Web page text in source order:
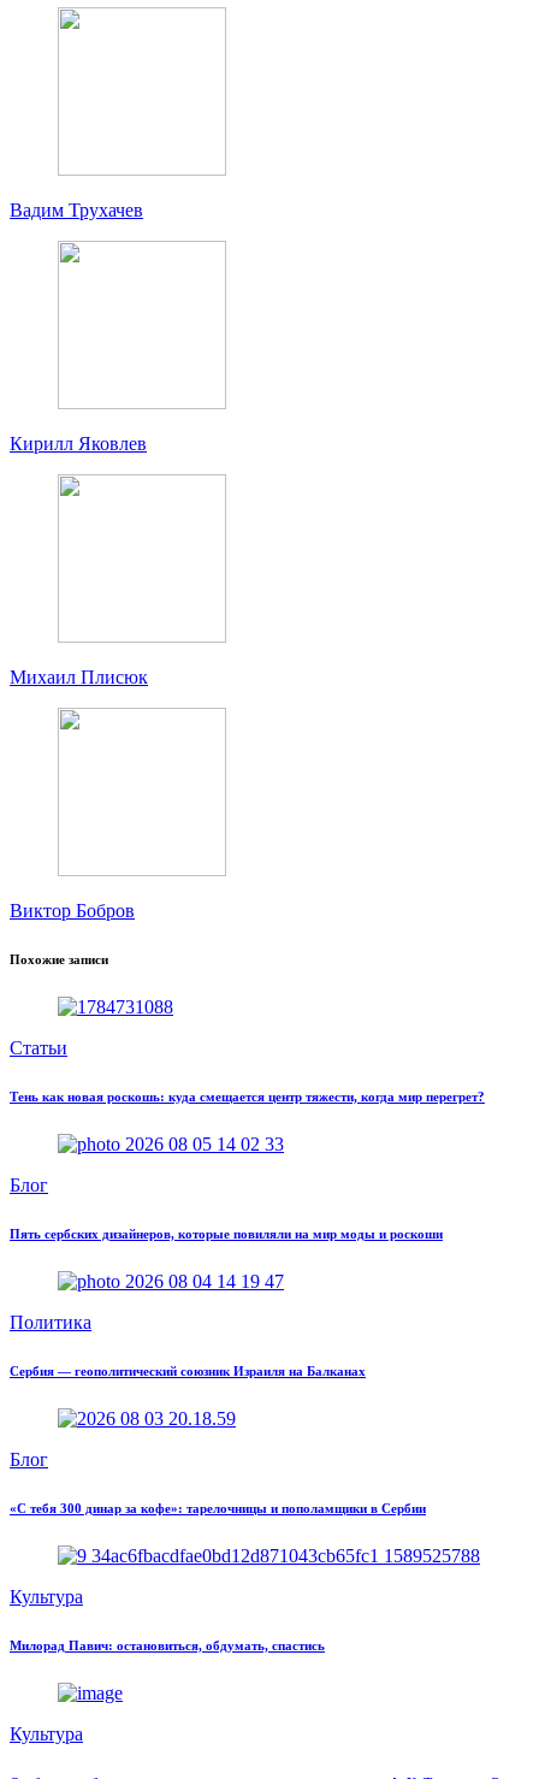
Вадим Трухачев
Кирилл Яковлев
Михаил Плисюк
Виктор Бобров
Похожие записи
Статьи
Тень как новая роскошь: куда смещается центр тяжести, когда мир перегрет?
Блог
Пять сербских дизайнеров, которые повиляли на мир моды и роскоши
Политика
Сербия — геополитический союзник Израиля на Балканах
Блог
«С тебя 300 динар за кофе»: тарелочницы и пополамщики в Сербии
Культура
Милорад Павич: остановиться, обдумать, спастись
Культура